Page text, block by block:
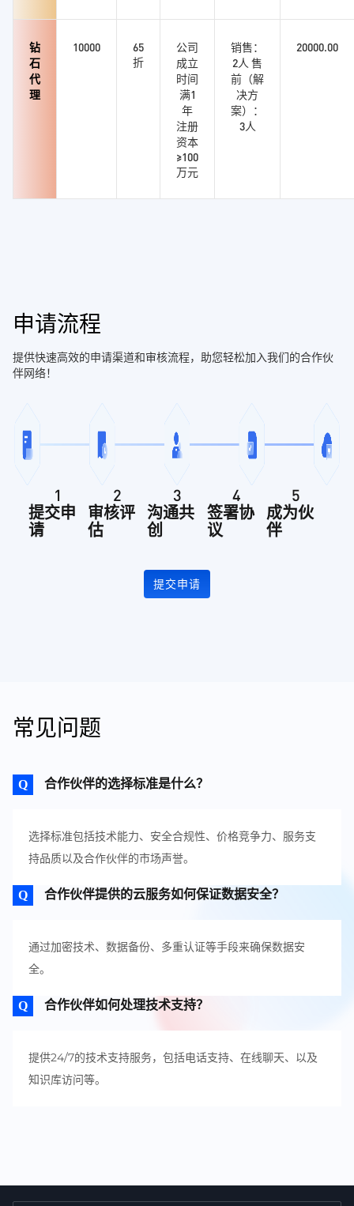
钻
石
代
理
10000
65
折
公司
成立
时间
满1
年
注册
资本
≥100
万元
销售：
2人 售
前（解
决方
案）：
3人
20000.00
申请流程
提供快速高效的申请渠道和审核流程，助您轻松加入我们的合作伙
伴网络！
1
提交申
请
2
审核评
估
3
沟通共
创
4
签署协
议
5
成为伙
伴
提交申请
常见问题
合作伙伴的选择标准是什么？
选择标准包括技术能力、安全合规性、价格竞争力、服务支
持品质以及合作伙伴的市场声誉。
合作伙伴提供的云服务如何保证数据安全？
通过加密技术、数据备份、多重认证等手段来确保数据安
全。
合作伙伴如何处理技术支持？
提供24/7的技术支持服务，包括电话支持、在线聊天、以及
知识库访问等。